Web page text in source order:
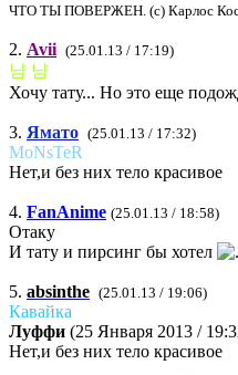
ЧТО ТЫ ПОВЕРЖЕН. (с) Карлос
2. Avii (25.01.13 / 17:19)
냠 냠
Хочу тату... Но это еще
3. Ямато (25.01.13 / 17:32)
MoNsTeR
Нет,и без них тело красивое
4. FanAnime (25.01.13 / 18:58)
Отаку
И тату и пирсинг бы хотел
5. absinthe (25.01.13 / 19:06)
Кавайка
Луффи (25 Января 2013 /
Нет,и без них тело красивое